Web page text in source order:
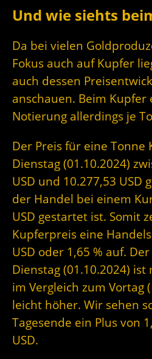
Und wie siehts
Da bei vielen
Fokus auch auf Kupfer
auch dessen
anschauen. Beim Kupfer
Notierung allerdings je
Der Preis für eine Tonne
Dienstag (01.10.2024)
USD und 10.277,53 USD
der Handel bei einem
USD gestartet ist. Somit
Kupferpreis eine
USD oder 1,65 % auf.
Dienstag (01.10.2024) ist
im Vergleich zum Vortag
leicht höher. Wir sehen
Tagesende ein Plus von
USD.